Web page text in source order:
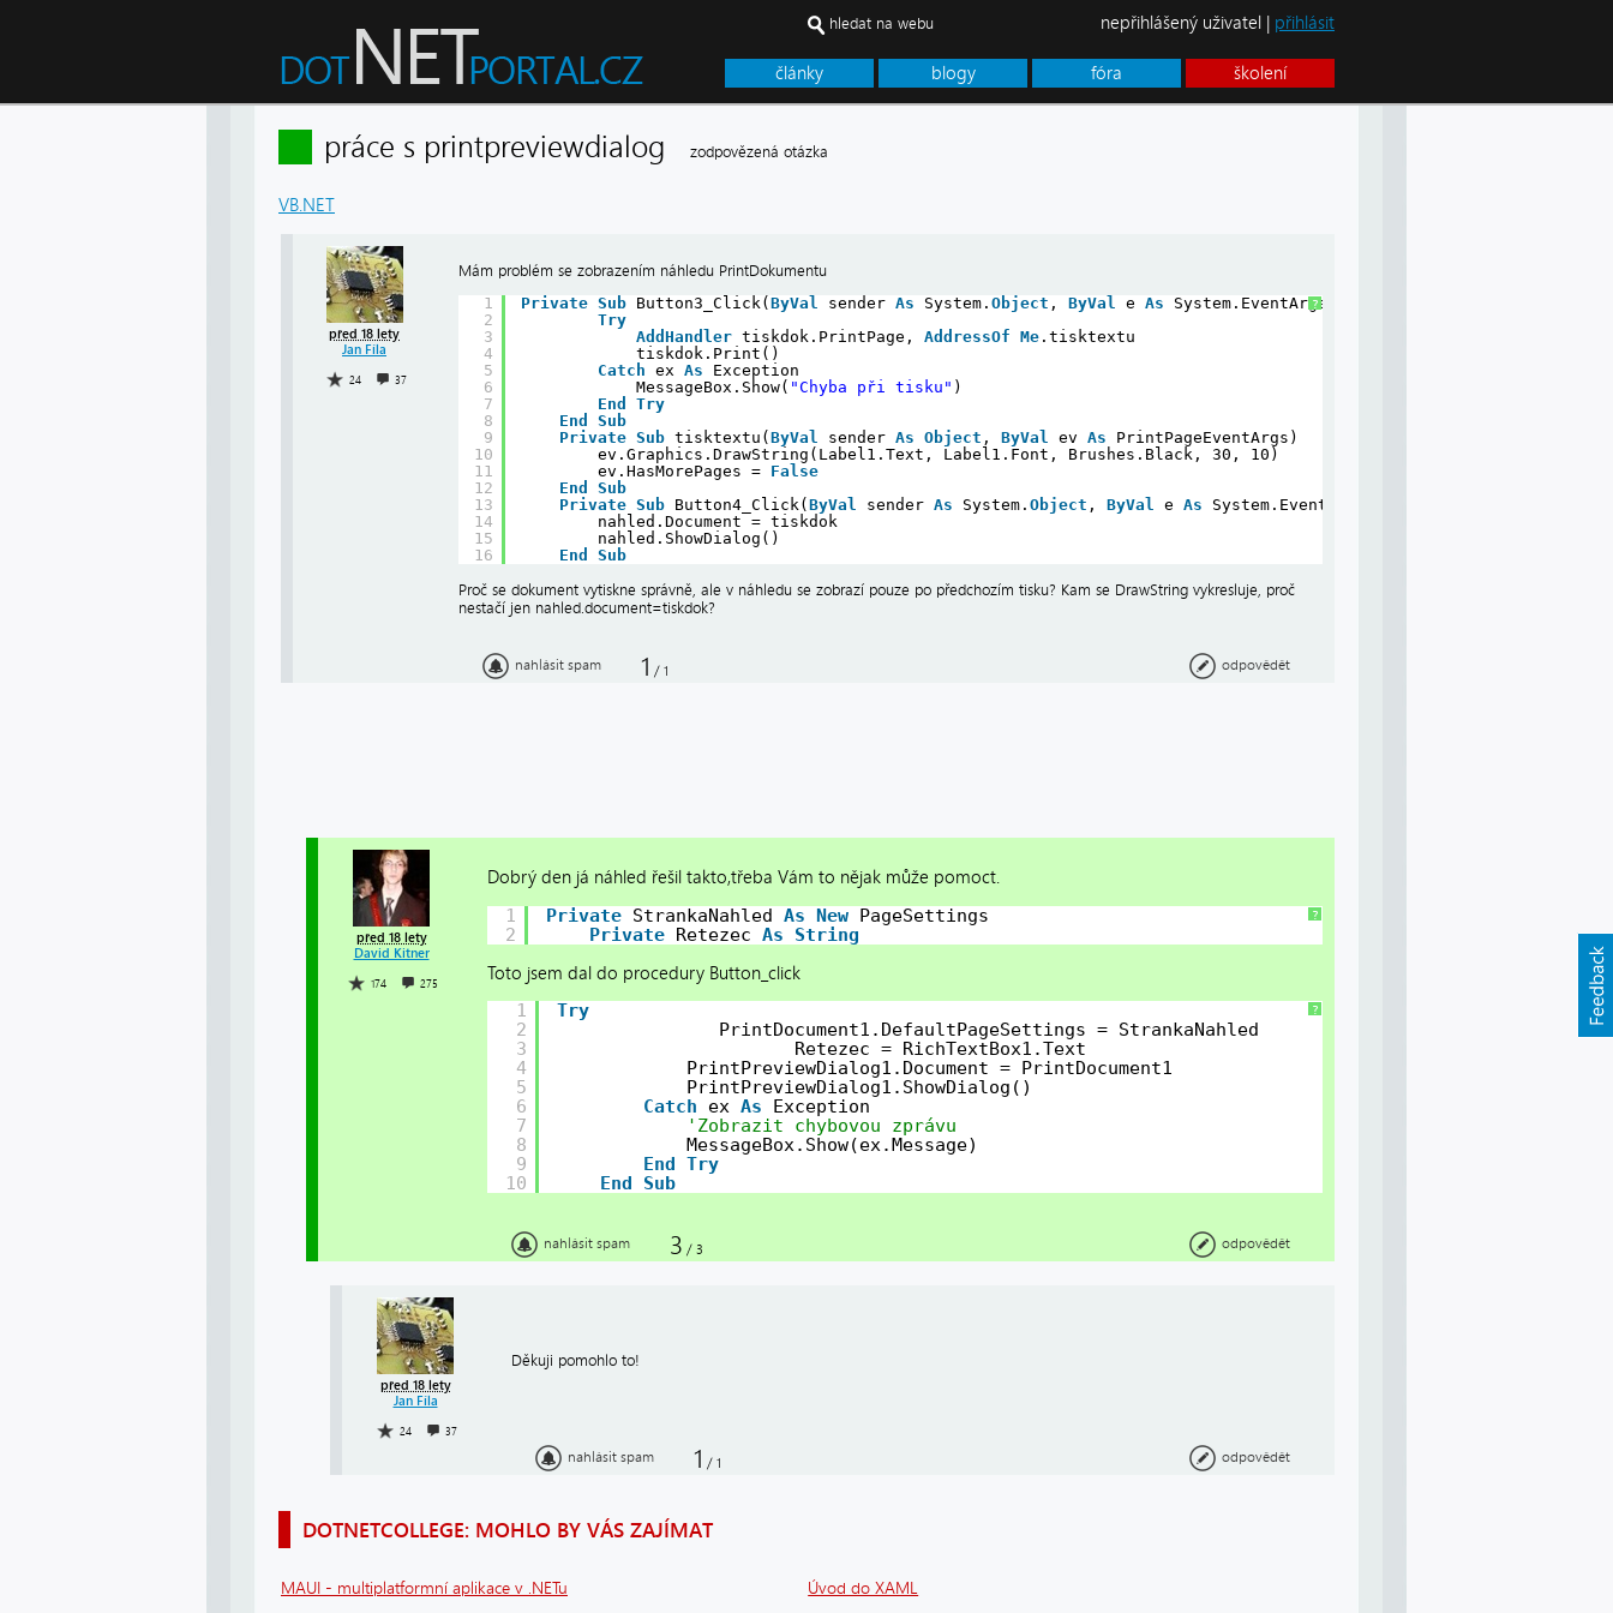
články blogy fóra školení
hledat na webu nepřihlášený uživatel | přihlásit
práce s printpreviewdialog zodpovězená otázka
VB.NET
před 18 lety
Jan Fíla
24 37
Mám problém se zobrazením náhledu PrintDokumentu
?
1
2
3
4
5
6
7
8
9
10
11
12
13
14
15
16
Private Sub Button3_Click(ByVal sender As System.Object , ByVal e As System.EventArgs)
Try
AddHandler tiskdok.PrintPage, AddressOf Me .tisktextu
tiskdok.Print()
Catch
ex As
Exception
MessageBox.Show( "Chyba při tisku" )
End
Try
End
Sub
Private Sub tisktextu(ByVal sender As Object , ByVal ev As
PrintPageEventArgs)
ev.Graphics.DrawString(Label1.Text, Label1.Font, Brushes.Black, 30, 10)
ev.HasMorePages = False
End
Sub
Private Sub Button4_Click(ByVal sender As System.Object , ByVal e As System.EventArgs)
nahled.Document = tiskdok
nahled.ShowDialog()
End
Sub
Proč se dokument vytiskne správně, ale v náhledu se zobrazí pouze po předchozím tisku? Kam se DrawString vykresluje, proč
nestačí jen nahled.document=tiskdok?
nahlásit spam 1 / 1 odpovědět
před 18 lety
David Kitner
174 275
Dobrý den já náhled řešil takto,třeba Vám to nějak může pomoct.
?
1
2
Private StrankaNahled As New
PageSettings
Private
Retezec As String
Toto jsem dal do procedury Button_click
?
1
2
3
4
5
6
7
8
9
10
Try
PrintDocument1.DefaultPageSettings = StrankaNahled
Retezec = RichTextBox1.Text
PrintPreviewDialog1.Document = PrintDocument1
PrintPreviewDialog1.ShowDialog()
Catch
ex As
Exception
'Zobrazit chybovou zprávu
MessageBox.Show(ex.Message)
End Try
End
Sub
nahlásit spam 3 / 3 odpovědět
před 18 lety
Jan Fíla
24 37
Děkuji pomohlo to!
nahlásit spam 1 / 1 odpovědět
DOTNETCOLLEGE: MOHLO BY VÁS ZAJÍMAT
MAUI - multiplatformní aplikace v .NETu
Úvod do XAML